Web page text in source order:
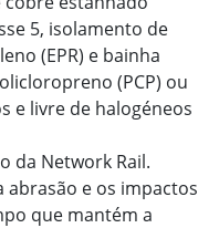
5, isolamento de
(EPR) e bainha
(PCP) ou
e livre de halogéneos
da Network Rail.
e os impactos
que mantém a